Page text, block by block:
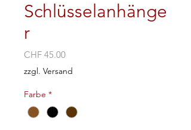
Schlüsselanhänge
r
CHF 45.00Preis
zzgl. Versand
Farbe *